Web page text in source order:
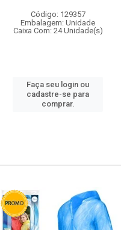
Código: 129357
Embalagem: Unidade
Caixa Com: 24 Unidade(s)
Faça seu login ou
cadastre-se para
comprar.